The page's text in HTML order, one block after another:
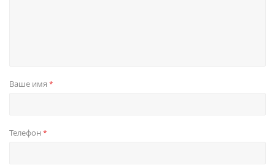
Ваше имя *
Телефон *